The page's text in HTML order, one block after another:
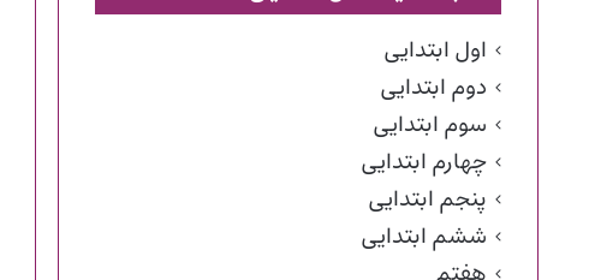
اول ابتدایی
دوم ابتدایی
سوم ابتدایی
چهارم ابتدایی
پنجم ابتدایی
ششم ابتدایی